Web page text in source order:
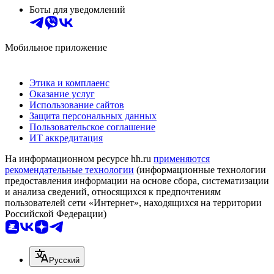
Боты для уведомлений
Мобильное приложение
Этика и комплаенс
Оказание услуг
Использование сайтов
Защита персональных данных
Пользовательское соглашение
ИТ аккредитация
На информационном ресурсе hh.ru применяются
рекомендательные технологии (информационные технологии
предоставления информации на основе сбора, систематизации
и анализа сведений, относящихся к предпочтениям
пользователей сети «Интернет», находящихся на территории
Российской Федерации)
Русский